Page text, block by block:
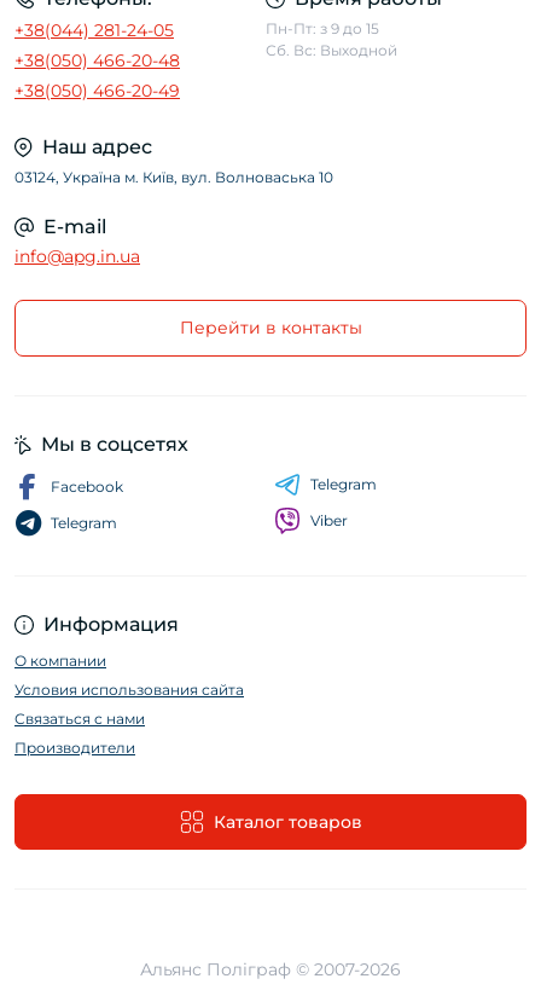
+38(044) 281-24-05
+38(050) 466-20-48
+38(050) 466-20-49
Пн-Пт: з 9 до 15
Сб. Вс: Выходной
Наш адрес
03124, Україна м. Київ, вул. Волноваська 10
E-mail
info@apg.in.ua
Перейти в контакты
Информация
О компании
Условия использования сайта
Связаться с нами
Производители
Каталог товаров
Мы в соцсетях
Facebook
Telegram
Telegram
Viber
Альянс Поліграф © 2007-2026